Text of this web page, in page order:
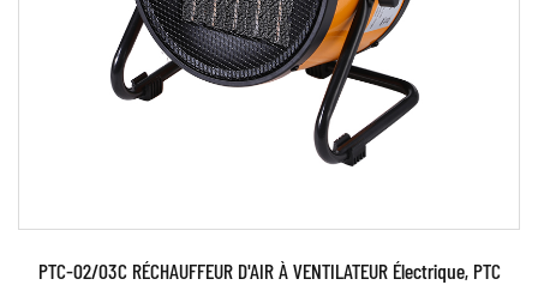
EN SAVOIR PLUS
PTC-02/03C RÉCHAUFFEUR D'AIR À VENTILATEUR Électrique, PTC